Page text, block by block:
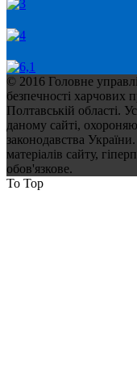
© 2016 Головне
безпечності харчових
Полтавській області.
даному сайті,
законодавства
матеріалів сайту,
обов'язкове.
To Top